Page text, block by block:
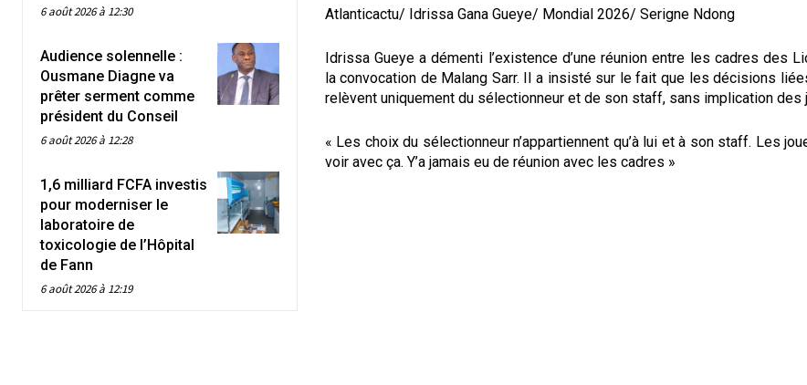
6 août 2026 à 12:30
Audience solennelle :
Ousmane Diagne va
prêter serment comme
président du Conseil
6 août 2026 à 12:28
1,6 milliard FCFA investis
pour moderniser le
laboratoire de
toxicologie de l’Hôpital
de Fann
6 août 2026 à 12:19
Atlanticactu/ Idrissa Gana Gueye/ Mondial 2026/ Serigne Ndong
Idrissa Gueye a démenti l’existence d’une réunion entre les cadres des
la convocation de Malang Sarr. Il a insisté sur le fait que les décisions
relèvent uniquement du sélectionneur et de son staff, sans implication des
« Les choix du sélectionneur n’appartiennent qu’à lui et à son staff. Les
voir avec ça. Y’a jamais eu de réunion avec les cadres »